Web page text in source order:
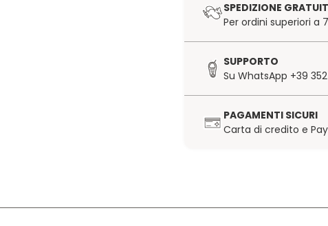
SPEDIZIONE
Per ordini superiori a
SUPPORTO
Su WhatsApp +39
PAGAMENTI SICURI
Carta di credito e